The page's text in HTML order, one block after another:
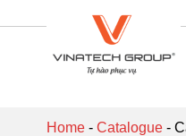
Home - Catalogue -